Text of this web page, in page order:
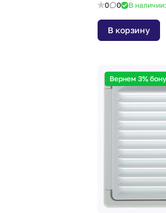
0 0 В
В корзину
Вернем 3%